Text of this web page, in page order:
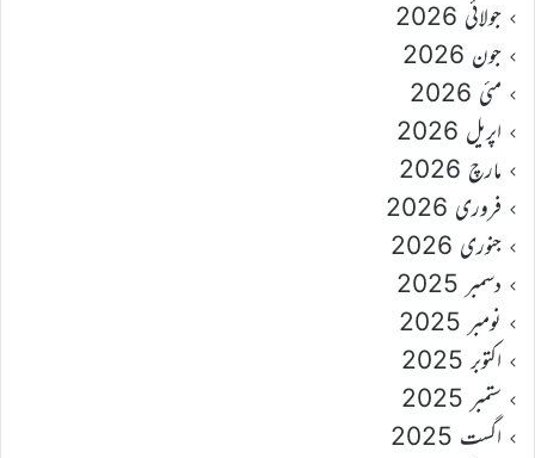
جولائی 2026
جون 2026
مئی 2026
اپریل 2026
مارچ 2026
فروری 2026
جنوری 2026
دسمبر 2025
نومبر 2025
اکتوبر 2025
ستمبر 2025
اگست 2025